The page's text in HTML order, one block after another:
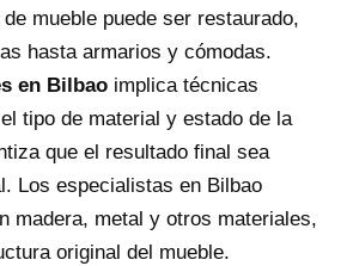
mueble puede ser restaurado,
hasta armarios y cómodas.
en Bilbao implica técnicas
tipo de material y estado de la
que el resultado final sea
Los especialistas en Bilbao
madera, metal y otros materiales,
original del mueble.